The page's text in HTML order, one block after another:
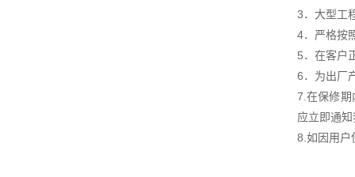
3．大型工
4．严格按
5．在客户
6．为出厂
7.在保修期
应立即通
8.如因用户